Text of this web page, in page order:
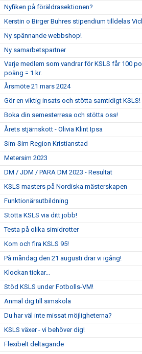
Nyfiken på föräldrasektionen?
Kerstin o Birger Buhres stipendium tilldelas
Ny spännande webbshop!
Ny samarbetspartner
Varje medlem som vandrar för KSLS får 100
poäng = 1 kr.
Årsmöte 21 mars 2024
Gör en viktig insats och stötta samtidigt KSLS!
Boka din semesterresa och stötta oss!
Årets stjärnskott - Olivia Klint Ipsa
Sim-Sim Region Kristianstad
Metersim 2023
DM / JDM / PARA DM 2023 - Resultat
KSLS masters på Nordiska mästerskapen
Funktionärsutbildning
Stötta KSLS via ditt jobb!
Testa på olika simidrotter
Kom och fira KSLS 95!
På måndag den 21 augusti drar vi igång!
Klockan tickar...
Stöd KSLS under Fotbolls-VM!
Anmäl dig till simskola
Du har väl inte missat möjligheterna?
KSLS växer - vi behöver dig!
Flexibelt deltagande